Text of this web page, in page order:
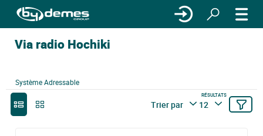
Via radio Hochiki
Système Adressable
Trier par
RÉSULTATS
12